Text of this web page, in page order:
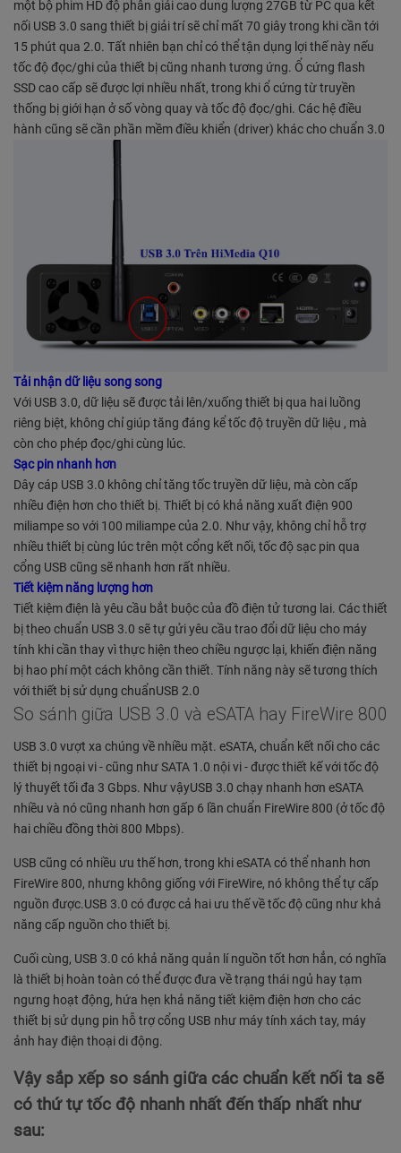
một bộ phim HD độ phân giải cao dung lượng 27GB từ PC qua kết
nối USB 3.0 sang thiết bị giải trí sẽ chỉ mất 70 giây trong khi cần tới
15 phút qua 2.0. Tất nhiên bạn chỉ có thể tận dụng lợi thế này nếu
tốc độ đọc/ghi của thiết bị cũng nhanh tương ứng. Ổ cứng flash
SSDcao cấp sẽ được lợi nhiều nhất, trong khi ổ cứng từ truyền
thống bị giới hạn ở số vòng quay và tốc độ đọc/ghi. Các hệ điều
hành cũng sẽ cần phần mềm điều khiển (driver) khác cho chuẩn 3.0
Tải nhận dữ liệu song song
Với USB 3.0, dữ liệu sẽ được tải lên/xuống thiết bị qua hai luồng
riêng biệt, không chỉ giúp tăng đáng kể tốc độ truyền dữ liệu , mà
còn cho phép đọc/ghi cùng lúc.
Sạc pin nhanh hơn
Dây cáp USB 3.0 không chỉ tăng tốc truyền dữ liệu, mà còn cấp
nhiều điện hơn cho thiết bị. Thiết bị có khả năng xuất điện 900
miliampe so với 100 miliampe của 2.0. Như vậy, không chỉ hỗ trợ
nhiều thiết bị cùng lúc trên một cổng kết nối, tốc độ sạc pin qua
cổng USB cũng sẽ nhanh hơn rất nhiều.
Tiết kiệm năng lượng hơn
Tiết kiệm điện là yêu cầu bắt buộc của đồ điện tử tương lai. Các thiết
bị theo chuẩn USB 3.0 sẽ tự gửi yêu cầu trao đổi dữ liệu cho máy
tính khi cần thay vì thực hiện theo chiều ngược lại, khiến điện năng
bị hao phí một cách không cần thiết. Tính năng này sẽ tương thích
với thiết bị sử dụng chuẩnUSB 2.0
So sánh giữa USB 3.0 và eSATA hay FireWire 800
USB 3.0 vượt xa chúng về nhiều mặt. eSATA, chuẩn kết nối cho các
thiết bị ngoại vi - cũng như SATA 1.0 nội vi - được thiết kế với tốc độ
lý thuyết tối đa 3 Gbps. Như vậyUSB 3.0 chạy nhanh hơn eSATA
nhiều và nó cũng nhanh hơn gấp 6 lần chuẩn FireWire 800 (ở tốc độ
hai chiều đồng thời 800 Mbps).
USB cũng có nhiều ưu thế hơn, trong khi eSATA có thể nhanh hơn
FireWire 800, nhưng không giống với FireWire, nó không thể tự cấp
nguồn được.USB 3.0 có được cả hai ưu thế về tốc độ cũng như khả
năng cấp nguồn cho thiết bị.
Cuối cùng, USB 3.0 có khả năng quản lí nguồn tốt hơn hẳn, có nghĩa
là thiết bị hoàn toàn có thể được đưa về trạng thái ngủ hay tạm
ngưng hoạt động, hứa hẹn khả năng tiết kiệm điện hơn cho các
thiết bị sử dụng pin hỗ trợ cổng USB như máy tính xách tay, máy
ảnh hay điện thoại di động.
Vậy sắp xếp so sánh giữa các chuẩn kết nối ta sẽ
có thứ tự tốc độ nhanh nhất đến thấp nhất như
sau: